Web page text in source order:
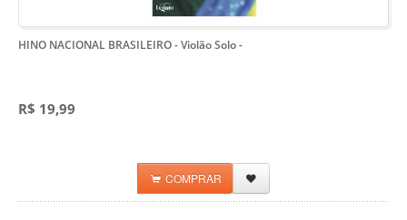
HINO NACIONAL BRASILEIRO - Violão Solo-
R$ 19,99
COMPRAR